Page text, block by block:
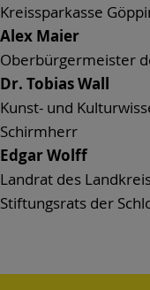
Kreissparkasse
Alex Maier
Oberbürgermeister
Dr. Tobias Wall
Kunst- und
Schirmherr
Edgar Wolff
Landrat des
Stiftungsrats der